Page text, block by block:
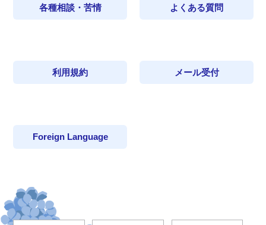
各種相談・苦情 よくある質問
利用規約 メール受付
Foreign Language